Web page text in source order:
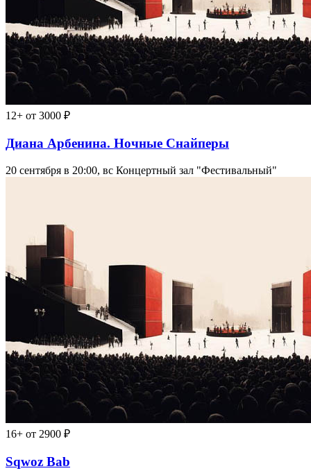
12+ от 3000 ₽
Диана Арбенина. Ночные Снайперы
20 сентября в 20:00, вс Концертный зал "Фестивальный"
16+ от 2900 ₽
Sqwoz Bab